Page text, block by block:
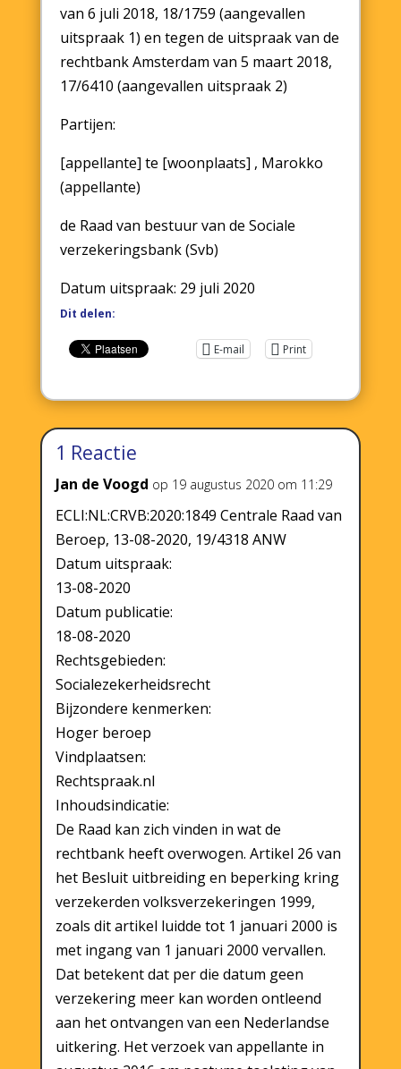
van 6 juli 2018, 18/1759 (aangevallen
uitspraak 1) en tegen de uitspraak van de
rechtbank Amsterdam van 5 maart 2018,
17/6410 (aangevallen uitspraak 2)
Partijen:
[appellante] te [woonplaats] , Marokko
(appellante)
de Raad van bestuur van de Sociale
verzekeringsbank (Svb)
Datum uitspraak: 29 juli 2020
Dit delen:
E-mail Print
1 Reactie
Jan de Voogd op 19 augustus 2020 om 11:29
ECLI:NL:CRVB:2020:1849 Centrale Raad van
Beroep, 13-08-2020, 19/4318 ANW
Datum uitspraak:
13-08-2020
Datum publicatie:
18-08-2020
Rechtsgebieden:
Socialezekerheidsrecht
Bijzondere kenmerken:
Hoger beroep
Vindplaatsen:
Rechtspraak.nl
Inhoudsindicatie:
De Raad kan zich vinden in wat de
rechtbank heeft overwogen. Artikel 26 van
het Besluit uitbreiding en beperking kring
verzekerden volksverzekeringen 1999,
zoals dit artikel luidde tot 1 januari 2000 is
met ingang van 1 januari 2000 vervallen.
Dat betekent dat per die datum geen
verzekering meer kan worden ontleend
aan het ontvangen van een Nederlandse
uitkering. Het verzoek van appellante in